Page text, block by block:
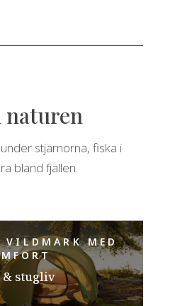
stjärnorna, fiska i
bland fjällen.
VILDMARK MED
& stugliv